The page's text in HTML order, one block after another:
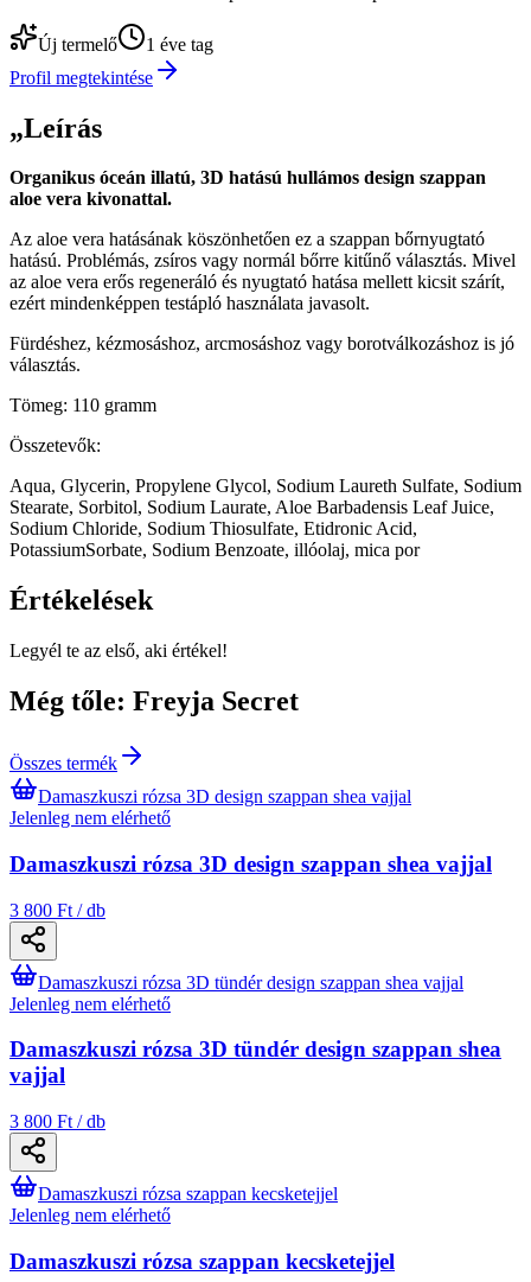
Új termelő
1 éve tag
Profil megtekintése
„Leírás
Organikus óceán illatú, 3D hatású hullámos design szappan
aloe vera kivonattal.
Az aloe vera hatásának köszönhetően ez a szappan bőrnyugtató
hatású. Problémás, zsíros vagy normál bőrre kitűnő választás. Mivel
az aloe vera erős regeneráló és nyugtató hatása mellett kicsit szárít,
ezért mindenképpen testápló használata javasolt.
Fürdéshez, kézmosáshoz, arcmosáshoz vagy borotválkozáshoz is jó
választás.
Tömeg: 110 gramm
Összetevők:
Aqua, Glycerin, Propylene Glycol, Sodium Laureth Sulfate, Sodium
Stearate, Sorbitol, Sodium Laurate, Aloe Barbadensis Leaf Juice,
Sodium Chloride, Sodium Thiosulfate, Etidronic Acid,
PotassiumSorbate, Sodium Benzoate, illóolaj, mica por
Értékelések
Legyél te az első, aki értékel!
Még tőle: Freyja Secret
Összes termék
Damaszkuszi rózsa 3D design szappan shea vajjal
Jelenleg nem elérhető
Damaszkuszi rózsa 3D design szappan shea vajjal
3 800 Ft / db
Damaszkuszi rózsa 3D tündér design szappan shea vajjal
Jelenleg nem elérhető
Damaszkuszi rózsa 3D tündér design szappan shea
vajjal
3 800 Ft / db
Damaszkuszi rózsa szappan kecsketejjel
Jelenleg nem elérhető
Damaszkuszi rózsa szappan kecsketejjel